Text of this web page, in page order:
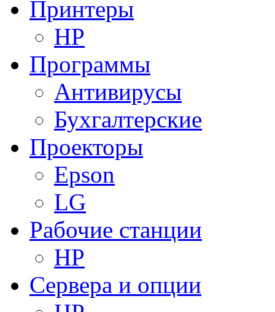
Принтеры
HP
Программы
Антивирусы
Бухгалтерские
Проекторы
Epson
LG
Рабочие станции
HP
Сервера и опции